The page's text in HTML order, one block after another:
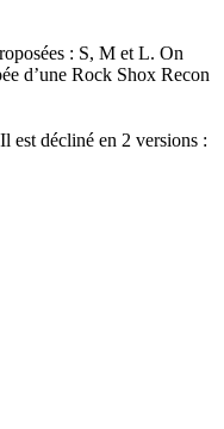
: S, M et L. On
d’une Rock Shox Recon
est décliné en 2 versions :